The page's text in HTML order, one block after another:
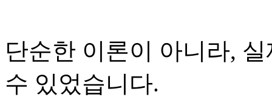
단순한 이론이 아니라,
수 있었습니다.